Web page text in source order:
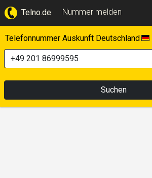
Telno.de Nummer melden
Telefonnummer Auskunft Deutschland
Suchen